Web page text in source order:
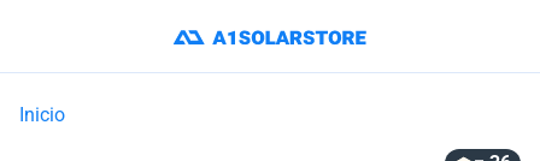
Inicio